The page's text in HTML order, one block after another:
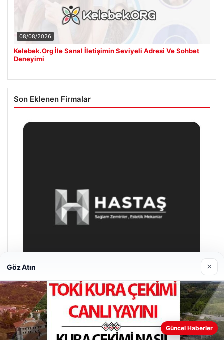
08/08/2026
Kelebek.Org İle Sanal İletişimin Seviyeli Adresi Ve Sohbet
Deneyimi
Son Eklenen Firmalar
Enes Kaplan Avukatlık Bürosu
28/04/2026
Göz Atın ×
Güncel Haberler